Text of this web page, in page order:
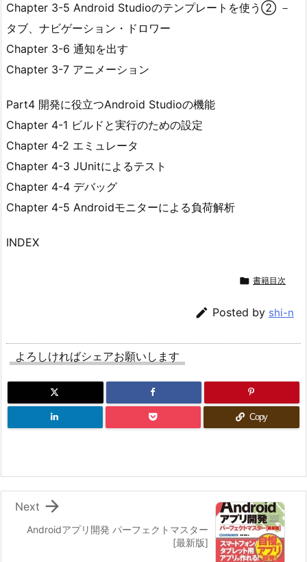
Chapter 3-5 Android Studioのテンプレートを使う② －
タブ、ナビゲーション・ドロワー
Chapter 3-6 通知を出す
Chapter 3-7 アニメーション
Part4 開発に役立つAndroid Studioの機能
Chapter 4-1 ビルドと実行のための設定
Chapter 4-2 エミュレータ
Chapter 4-3 JUnitによるテスト
Chapter 4-4 デバッグ
Chapter 4-5 Androidモニターによる負荷解析
INDEX
 書籍目次
 Posted by shi-n
よろしければシェアお願いします
Copy
Androidアプリ開発 パーフェクトマスター
[最新版]

Next